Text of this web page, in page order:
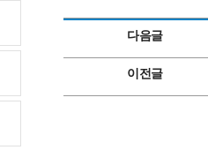
다음글
이전글